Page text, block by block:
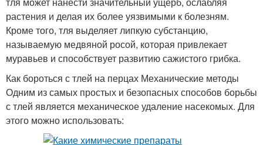
растения и делая их более уязвимыми к болезням.
Кроме того, тля выделяет липкую субстанцию,
называемую медвяной росой, которая привлекает
муравьев и способствует развитию сажистого грибка.
Как бороться с тлей на перцах Механические методы
Одним из самых простых и безопасных способов борьбы
с тлей является механическое удаление насекомых. Для
этого можно использовать: